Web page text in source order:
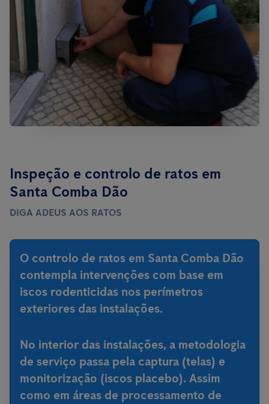
Inspeção e controlo de ratos em
Santa Comba Dão
DIGA ADEUS AOS RATOS
O controlo de ratos em Santa Comba Dão
contempla intervenções com base em
iscos rodenticidas nos perímetros
exteriores das instalações.
No interior das instalações, a metodologia
de serviço passa pela captura (telas) e
monitorização (iscos placebo). Assim
como em áreas de processamento de